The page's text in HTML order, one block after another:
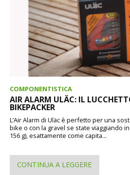
COMPONENTISTICA
AIR ALARM ULÄC: IL
BIKEPACKER
L’Air Alarm di Uläc è perfetto per una
bike o con la gravel se state viaggiando
156 g), esattamente come capita...
CONTINUA A LEGGERE